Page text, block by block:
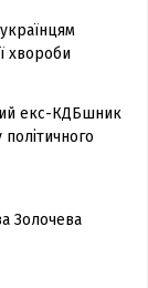
хвороби
екс-КДБшник
Золочева